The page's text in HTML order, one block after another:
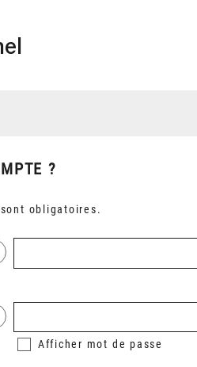
?
obligatoires.
Afficher mot de passe